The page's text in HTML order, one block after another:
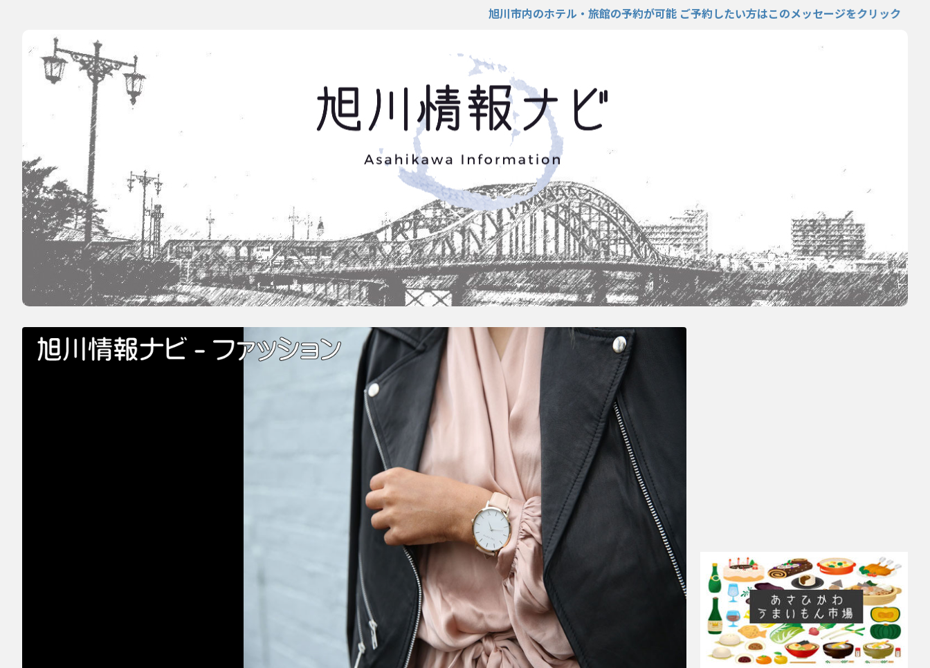
旭川市内のホテル・旅館の予約が可能 ご予約したい方はこのメッセージをクリック